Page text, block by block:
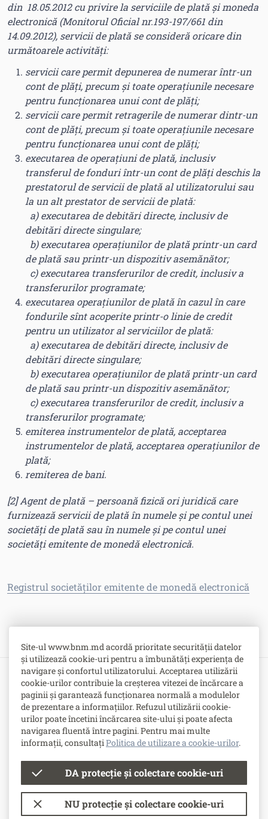
Site-ul www.bnm.md acordă prioritate securității datelor
și utilizează cookie-uri pentru a îmbunătăți experiența de
navigare și confortul utilizatorului. Acceptarea utilizării
cookie-urilor contribuie la creșterea vitezei de încărcare a
paginii și garantează funcționarea normală a modulelor
de prezentare a informațiilor. Refuzul utilizării cookie-
urilor poate încetini încărcarea site-ului și poate afecta
navigarea fluentă între pagini. Pentru mai multe
informații, consultațiPolitica de utilizare a cookie-urilor.
DA protecție și colectare cookie-uri
NU protecție și colectare cookie-uri
din 18.05.2012 cu privire la serviciile de plată și moneda
electronică (Monitorul Oficial nr.193-197/661 din
14.09.2012), servicii de plată se consideră oricare din
următoarele activități:
servicii care permit depunerea de numerar într-un
cont de plăţi, precum şi toate operaţiunile necesare
pentru funcţionarea unui cont de plăţi;
servicii care permit retragerile de numerar dintr-un
cont de plăţi, precum şi toate operaţiunile necesare
pentru funcţionarea unui cont de plăţi;
executarea de operaţiuni de plată, inclusiv
transferul de fonduri într-un cont de plăţi deschis la
prestatorul de servicii de plată al utilizatorului sau
la un alt prestator de servicii de plată:
a) executarea de debitări directe, inclusiv de
debitări directe singulare;
b) executarea operaţiunilor de plată printr-un card
de plată sau printr-un dispozitiv asemănător;
c) executarea transferurilor de credit, inclusiv a
transferurilor programate;
executarea operaţiunilor de plată în cazul în care
fondurile sînt acoperite printr-o linie de credit
pentru un utilizator al serviciilor de plată:
a) executarea de debitări directe, inclusiv de
debitări directe singulare;
b) executarea operațiunilor de plată printr-un card
de plată sau printr-un dispozitiv asemănător;
c) executarea transferurilor de credit, inclusiv a
transferurilor programate;
emiterea instrumentelor de plată, acceptarea
instrumentelor de plată, acceptarea operaţiunilor de
plată;
remiterea de bani.
[2]Agent de plată – persoană fizică ori juridică care
furnizează servicii de plată în numele şi pe contul unei
societăţi de plată sau în numele şi pe contul unei
societăţi emitente de monedă electronică.
Registrul societăţilor emitente de monedă electronică
Bulevardul Grigore Vieru nr. 1,
MD-2005, Chişinău, Republica Moldova
-Contacte
-Posturi vacante
© Banca Națională a Moldovei
Condiții de utilizare